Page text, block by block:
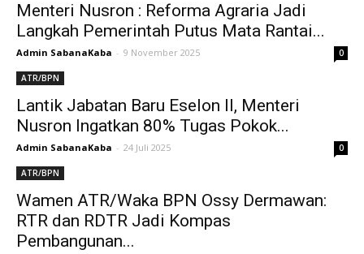
Menteri Nusron : Reforma Agraria Jadi
Langkah Pemerintah Putus Mata Rantai...
Admin SabanaKaba - 9 November 2025 0
ATR/BPN
Lantik Jabatan Baru Eselon II, Menteri
Nusron Ingatkan 80% Tugas Pokok...
Admin SabanaKaba - 24 Juli 2025 0
ATR/BPN
Wamen ATR/Waka BPN Ossy Dermawan:
RTR dan RDTR Jadi Kompas
Pembangunan...